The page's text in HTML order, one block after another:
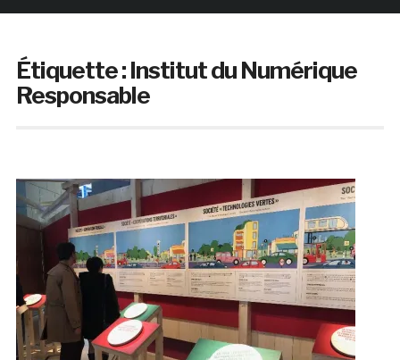
Étiquette :Institut du Numérique
Responsable